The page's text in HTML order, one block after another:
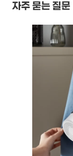
자주 묻는 질문